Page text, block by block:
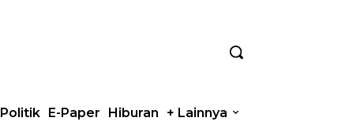
Politik E-Paper Hiburan + Lainnya